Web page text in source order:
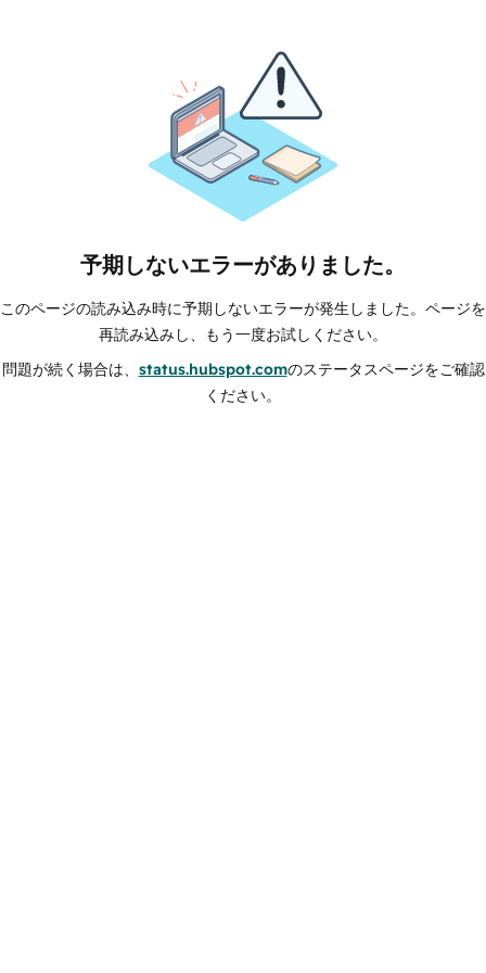
予期しないエラーがありました。
このページの読み込み時に予期しないエラーが発生しました。ページを
再読み込みし、もう一度お試しください。
問題が続く場合は、 status.hubspot.comのステータスページをご確認
ください。